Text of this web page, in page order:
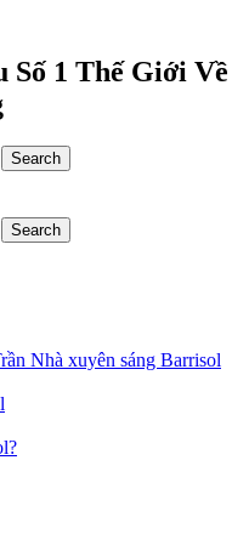
1 Thế Giới Về
Nhà xuyên sáng Barrisol